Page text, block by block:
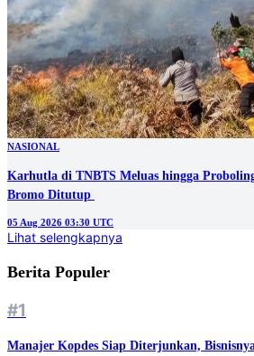
NASIONAL
Karhutla di TNBTS Meluas hingga
05 Aug 2026 03:30 UTC
Lihat selengkapnya
Berita Populer
#1
Manajer Kopdes Siap Diterjunkan,